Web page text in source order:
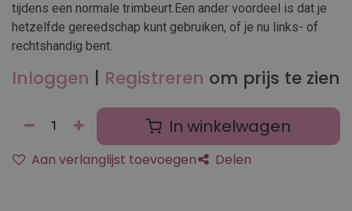
tijdens een normale trimbeurt.Een ander voordeel is dat je
hetzelfde gereedschap kunt gebruiken, of je nu links- of
rechtshandig bent.
Inloggen | Registreren om prijs te zien
In winkelwagen
Aan verlanglijst toevoegen Delen